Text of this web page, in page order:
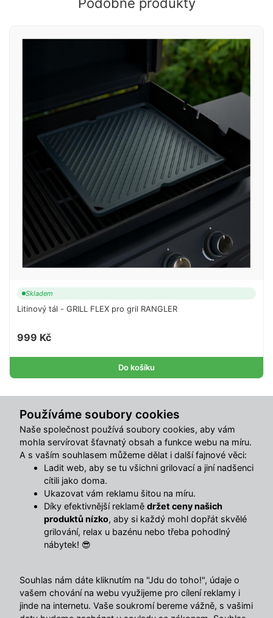
Používáme soubory cookies
Naše společnost používá soubory cookies, aby vám
mohla servírovat šťavnatý obsah a funkce webu na míru.
A s vaším souhlasem můžeme dělat i další fajnové věci:
Ladit web, aby se tu všichni grilovací a jiní nadšenci
cítili jako doma.
Ukazovat vám reklamu šitou na míru.
Díky efektivnější reklamě držet ceny našich
produktů nízko, aby si každý mohl dopřát skvělé
grilování, relax u bazénu nebo třeba pohodlný
nábytek! 😎
Souhlas nám dáte kliknutím na "Jdu do toho!", údaje o
vašem chování na webu využijeme pro cílení reklamy i
jinde na internetu. Vaše soukromí bereme vážně, s vašimi
Skladem
Litinový tál - GRILL FLEX pro gril RANGLER
999 Kč
Do košíku
Popis
Litinový tál ke grilu Fenix– robustní kruhová deska pro
dokonalé kulinářské zážitky
Vysoce odolná litinaskvěle akumuluje a rovnoměrně
rozvádí teplo, což zajišťuje perfektní výsledek i u pokrmů,
které vyžadují rovnoměrné opečení. Tál je ideální pro
nebo masa bez přímého kontaktu s plamenem.
Díky praktickémuvýřezu pro rukojeťse s tálem snadno